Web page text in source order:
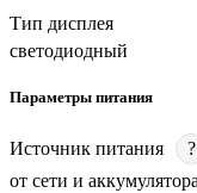
Тип дисплея
светодиодный
Параметры питания
Источник питания
?
от сети и аккумулятора